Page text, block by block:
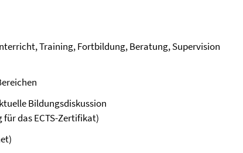
Training, Fortbildung, Beratung, Supervision
Bildungsdiskussion
das ECTS-Zertifikat)